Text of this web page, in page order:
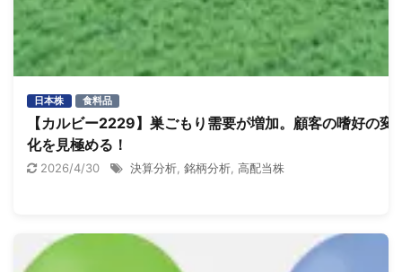
日本株 食料品
【カルビー2229】巣ごもり需要が増加。顧客の嗜好の変
化を見極める！
2026/4/30 決算分析 銘柄分析 高配当株